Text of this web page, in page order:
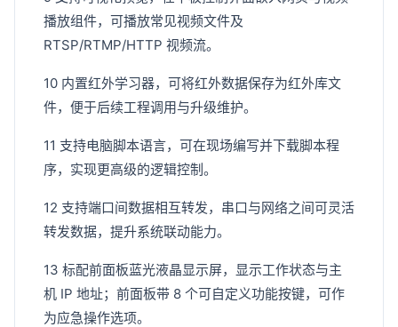
播放组件，可播放常见视频文件及
RTSP/RTMP/HTTP 视频流。
10 内置红外学习器，可将红外数据保存为红外库文
件，便于后续工程调用与升级维护。
11 支持电脑脚本语言，可在现场编写并下载脚本程
序，实现更高级的逻辑控制。
12 支持端口间数据相互转发，串口与网络之间可灵活
转发数据，提升系统联动能力。
13 标配前面板蓝光液晶显示屏，显示工作状态与主
机 IP 地址；前面板带 8 个可自定义功能按键，可作
为应急操作选项。